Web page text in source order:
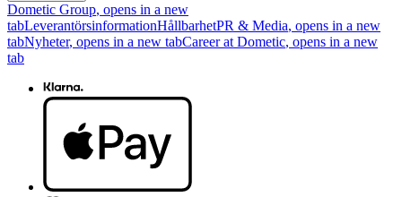
Dometic Group, opens in a new
tabLeverantörsinformationHållbarhetPR & Media, opens in a new
tabNyheter, opens in a new tabCareer at Dometic, opens in a new
tab